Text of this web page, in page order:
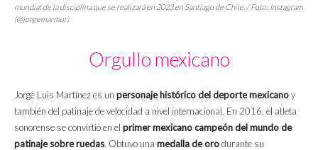
mundial de la disciplina que se realizará en 2023 en Santiago de Chile. / Foto: Instagram
(@jorgemarmor)
Orgullo mexicano
Jorge Luis Martínez es un personaje histórico del deporte mexicanoy
también del patinaje de velocidad a nivel internacional. En 2016, el atleta
sonorense se convirtió en el primer mexicano campeón del mundo de
patinaje sobre ruedas. Obtuvo una medalla de orodurante su